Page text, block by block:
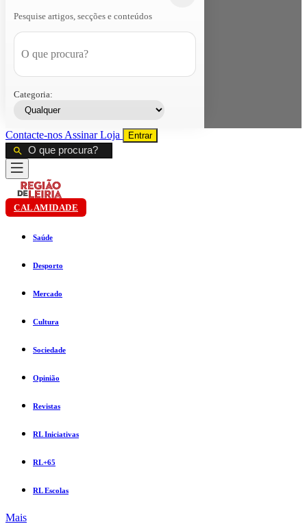
Pesquise artigos, secções e conteúdos
Categoria:
Contacte-nos AssinarLoja Entrar
CALAMIDADE
Saúde
Desporto
Mercado
Cultura
Sociedade
Opinião
Revistas
RL Iniciativas
RL+65
RL Escolas
Mais